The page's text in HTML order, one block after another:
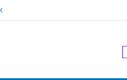
ochrany osobních údajů